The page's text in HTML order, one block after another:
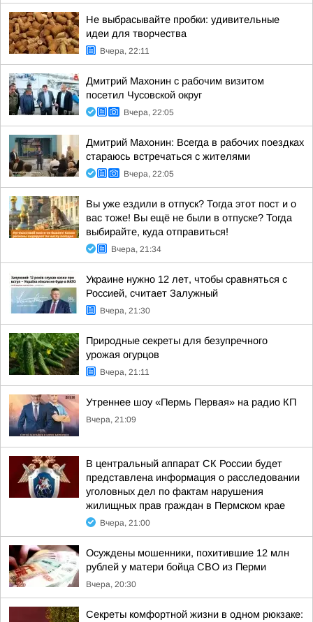
Не выбрасывайте пробки: удивительные
идеи для творчества
Вчера, 22:11
Дмитрий Махонин с рабочим визитом
посетил Чусовской округ
Вчера, 22:05
Дмитрий Махонин: Всегда в рабочих поездках
стараюсь встречаться с жителями
Вчера, 22:05
Вы уже ездили в отпуск? Тогда этот пост и о
вас тоже! Вы ещё не были в отпуске? Тогда
выбирайте, куда отправиться!
Вчера, 21:34
Украине нужно 12 лет, чтобы сравняться с
Россией, считает Залужный
Вчера, 21:30
Природные секреты для безупречного
урожая огурцов
Вчера, 21:11
Утреннее шоу «Пермь Первая» на радио КП
Вчера, 21:09
В центральный аппарат СК России будет
представлена информация о расследовании
уголовных дел по фактам нарушения
жилищных прав граждан в Пермском крае
Вчера, 21:00
Осуждены мошенники, похитившие 12 млн
рублей у матери бойца СВО из Перми
Вчера, 20:30
Секреты комфортной жизни в одном рюкзаке: